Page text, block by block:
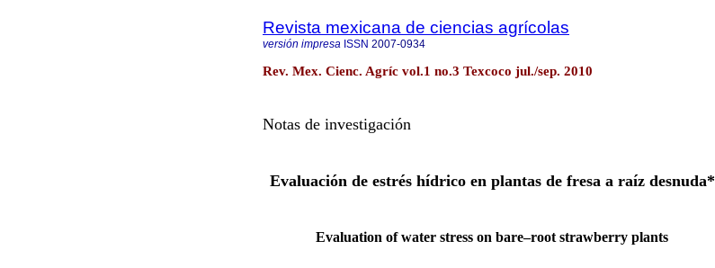
Revista mexicana de ciencias agrícolas
versión impresa ISSN 2007-0934
Rev. Mex. Cienc. Agríc vol.1 no.3 Texcoco jul./sep. 2010
Notas de investigación
Evaluación de estrés hídrico en plantas de fresa a raíz desnuda*
Evaluation of water stress on bare–root strawberry plants